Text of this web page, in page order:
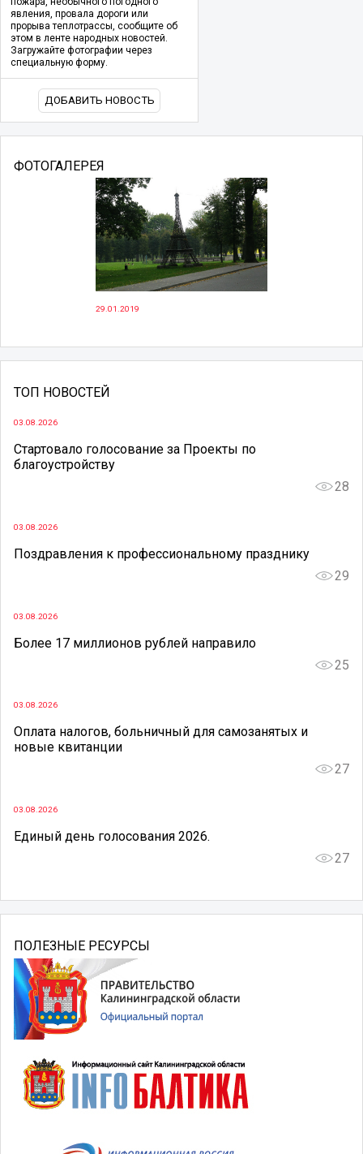
явления, провала дороги или
прорыва теплотрассы, сообщите об
этом в ленте народных новостей.
Загружайте фотографии через
специальную форму.
ДОБАВИТЬ НОВОСТЬ
ФОТОГАЛЕРЕЯ
29.01.2019
ТОП НОВОСТЕЙ
03.08.2026
Стартовало голосование за Проекты по
благоустройству
28
03.08.2026
Поздравления к профессиональному празднику
29
03.08.2026
Более 17 миллионов рублей направило
25
03.08.2026
Оплата налогов, больничный для самозанятых и
новые квитанции
27
03.08.2026
Единый день голосования 2026.
27
ПОЛЕЗНЫЕ РЕСУРСЫ